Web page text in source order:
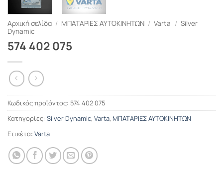
Αρχική σελίδα / ΜΠΑΤΑΡΙΕΣ ΑΥΤΟΚΙΝΗΤΩΝ / Varta / Silver
Dynamic
574 402 075
Κωδικός προϊόντος: 574 402 075
Κατηγορίες: Silver Dynamic, Varta, ΜΠΑΤΑΡΙΕΣ ΑΥΤΟΚΙΝΗΤΩΝ
Ετικέτα: Varta